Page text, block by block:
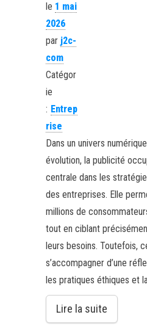
le 1 mai
2026
par j2c-
com
Catégor
ie
: Entrep
rise
Dans un univers
évolution, la publicité
centrale dans les
des entreprises. Elle
millions de
tout en ciblant
leurs besoins. Toutefois,
s’accompagner d’une
les pratiques éthiques et
Lire la suite